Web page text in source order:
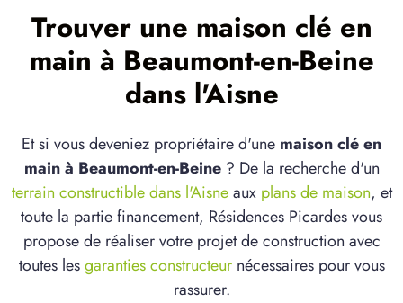
Trouver une maison clé en
main à Beaumont-en-Beine
dans l'Aisne
Et si vous deveniez propriétaire d'une maison clé en
main à Beaumont-en-Beine? De la recherche d'un
terrain constructible dans l'Aisneaux plans de maison, et
toute la partie financement, Résidences Picardes vous
propose de réaliser votre projet de construction avec
toutes lesgaranties constructeurnécessaires pour vous
rassurer.